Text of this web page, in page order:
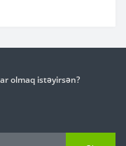
olmaq istəyirsən?